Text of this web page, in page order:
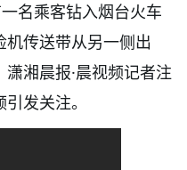
名乘客钻入烟台火车
传送带从另一侧出
湘晨报·晨视频记者注
发关注。